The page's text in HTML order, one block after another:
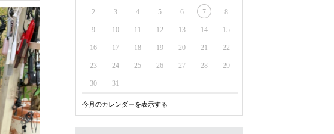
2 3 4 5 6 7 8
9 10 11 12 13 14 15
16 17 18 19 20 21 22
23 24 25 26 27 28 29
30 31
今月のカレンダーを表示する